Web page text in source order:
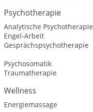
Psychotherapie
Analytische Psychotherapie
Engel-Arbeit
Gesprächspsychotherapie
Psychosomatik
Traumatherapie
Wellness
Energiemassage